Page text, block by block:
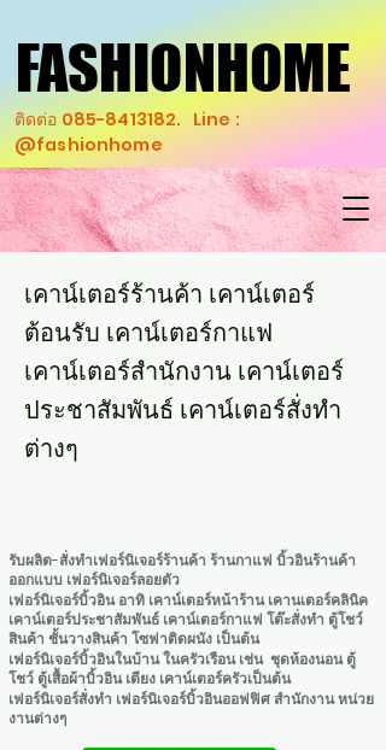
FASHIONHOME
FASHIONHOME
ติดต่อ 085-8413182. Line :
@fashionhome
เคาน์เตอร์ร้านค้า เคาน์เตอร์
ต้อนรับ เคาน์เตอร์กาแฟ
เคาน์เตอร์สำนักงาน เคาน์เตอร์
ประชาสัมพันธ์ เคาน์เตอร์สั่งทำ
ต่างๆ
รับผลิต-สั่งทำเฟอร์นิเจอร์ร้านค้า ร้านกาแฟ บิ้วอินร้านค้า
ออกแบบ เฟอร์นิเจอร์ลอยตัว
เฟอร์นิเจอร์บิ้วอิน อาทิ เคาน์เตอร์หน้าร้าน เคานเตอร์คลินิค
เคาน์เตอร์ประชาสัมพันธ์ เคาน์เตอร์กาแฟ โต๊ะสั่งทำ ตู้โชว์
สินค้า ชั้นวางสินค้า โซฟาติดผนัง เป็นต้น ​
เฟอร์นิเจอร์บิ้วอินในบ้าน ในครัวเรือน เช่น ชุดห้องนอน ตู้
โชว์ ตู้เสื้อผ้าบิ้วอิน เตียง เคาน์เตอร์ครัวเป็นต้น
เฟอร์นิเจอร์สั่งทำ เฟอร์นิเจอร์บิ้วอินออฟฟิศ สำนักงาน หน่วย
งานต่างๆ